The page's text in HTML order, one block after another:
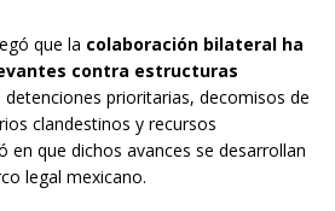
que la colaboración bilateral ha
contra estructuras
detenciones prioritarias, decomisos de
clandestinos y recursos
en que dichos avances se desarrollan
legal mexicano.